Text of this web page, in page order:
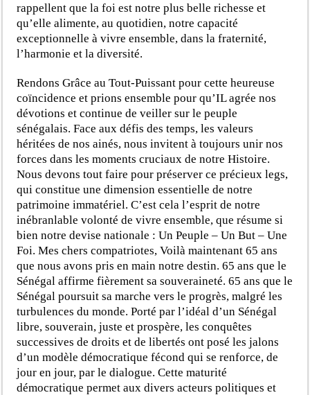
rappellent que la foi est notre plus belle richesse et
qu’elle alimente, au quotidien, notre capacité
exceptionnelle à vivre ensemble, dans la fraternité,
l’harmonie et la diversité.
Rendons Grâce au Tout-Puissant pour cette heureuse
coïncidence et prions ensemble pour qu’IL agrée nos
dévotions et continue de veiller sur le peuple
sénégalais. Face aux défis des temps, les valeurs
héritées de nos ainés, nous invitent à toujours unir nos
forces dans les moments cruciaux de notre Histoire.
Nous devons tout faire pour préserver ce précieux legs,
qui constitue une dimension essentielle de notre
patrimoine immatériel. C’est cela l’esprit de notre
inébranlable volonté de vivre ensemble, que résume si
bien notre devise nationale : Un Peuple – Un But – Une
Foi. Mes chers compatriotes, Voilà maintenant 65 ans
que nous avons pris en main notre destin. 65 ans que le
Sénégal affirme fièrement sa souveraineté. 65 ans que le
Sénégal poursuit sa marche vers le progrès, malgré les
turbulences du monde. Porté par l’idéal d’un Sénégal
libre, souverain, juste et prospère, les conquêtes
successives de droits et de libertés ont posé les jalons
d’un modèle démocratique fécond qui se renforce, de
jour en jour, par le dialogue. Cette maturité
démocratique permet aux divers acteurs politiques et